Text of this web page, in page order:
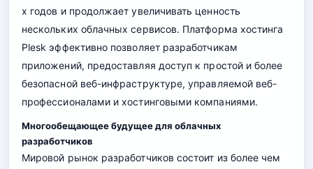
х годов и продолжает увеличивать ценность
нескольких облачных сервисов. Платформа хостинга
Plesk эффективно позволяет разработчикам
приложений, предоставляя доступ к простой и более
безопасной веб-инфраструктуре, управляемой веб-
профессионалами и хостинговыми компаниями.
Многообещающее будущее для облачных
разработчиков
Мировой рынок разработчиков состоит из более чем